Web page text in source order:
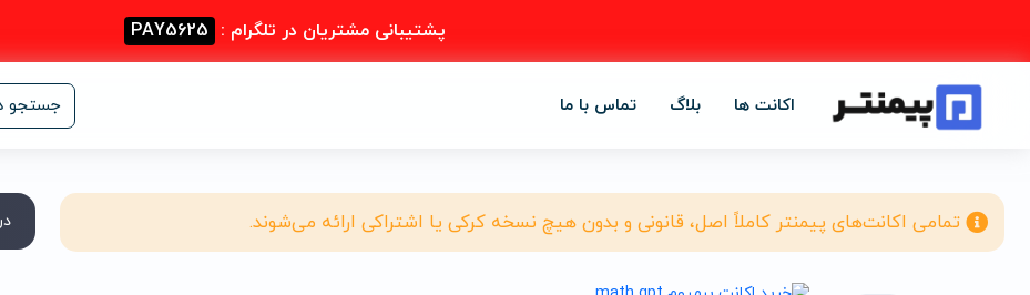
پشتیبانی مشتریان در تلگرام : PAY5625
اکانت ها بلاگ تماس با ما جستجو
تمامی اکانت‌های پیمنتر کاملاً اصل، قانونی و بدون هیچ نسخه کرکی یا اشتراکی ارائه می‌شوند.